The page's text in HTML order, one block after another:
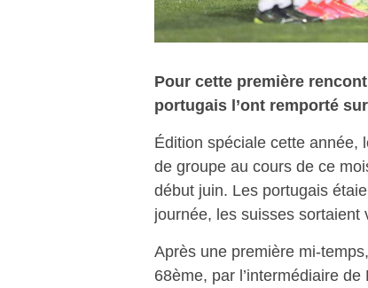
Pour cette première
portugais l’ont remporté
Édition spéciale cette année,
de groupe au cours de ce
début juin. Les portugais
journée, les suisses
Après une première mi-
68ème, par l’intermédiaire